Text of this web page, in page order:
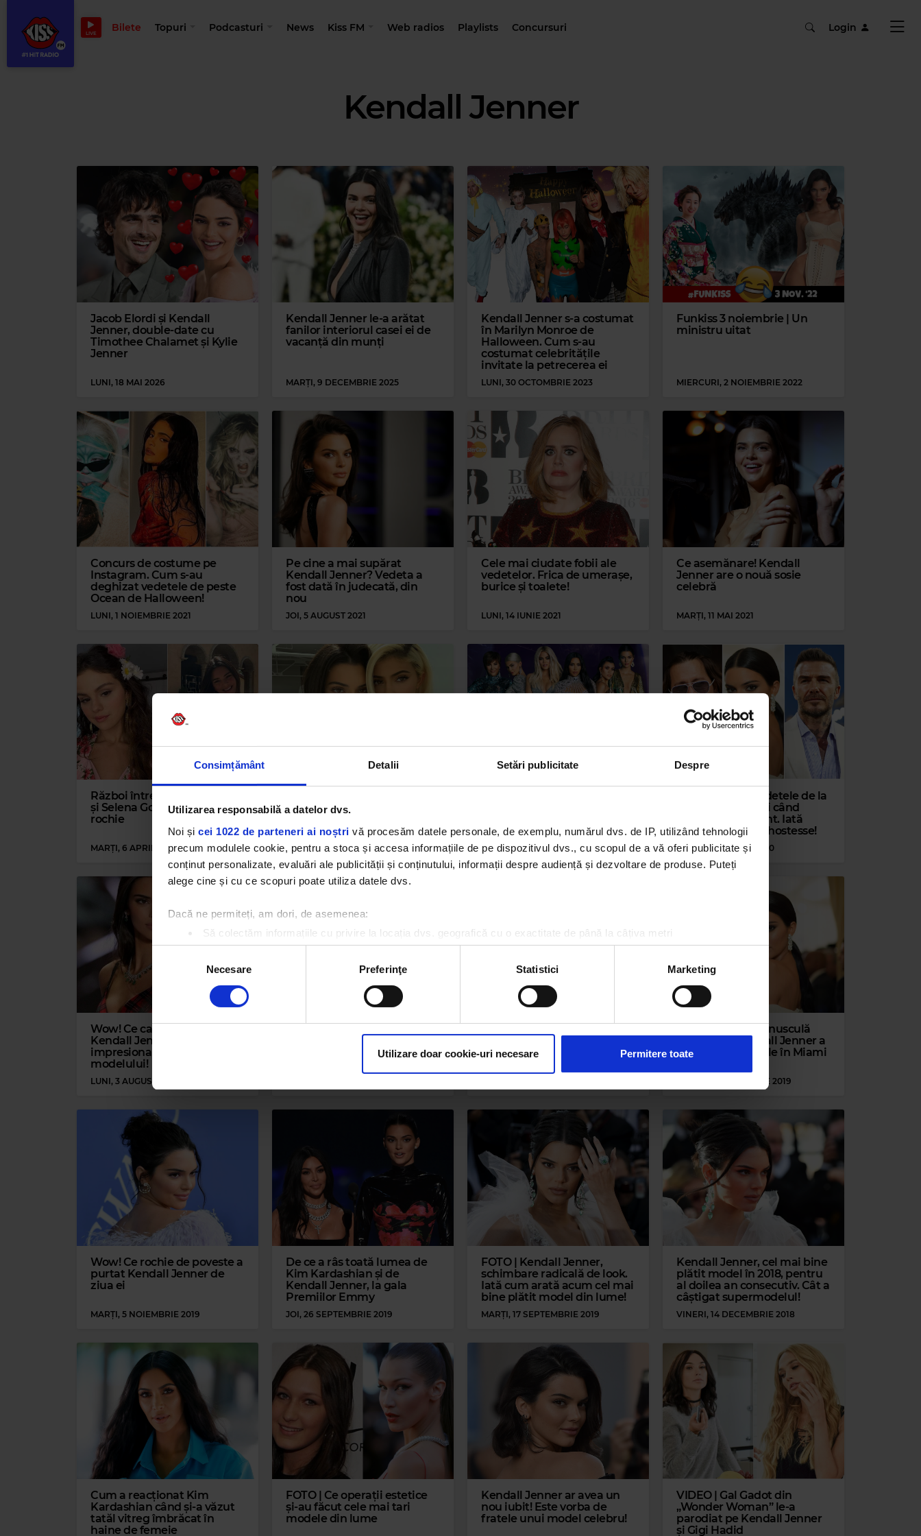
Consimțământ Detalii Setări publicitate Despre
Utilizarea responsabilă a datelor dvs.
Noi și cei 1022 de parteneri ai noștri vă procesăm datele personale, de exemplu, numărul dvs. de IP, utilizând tehnologii
precum modulele cookie, pentru a stoca și accesa informațiile de pe dispozitivul dvs., cu scopul de a vă oferi publicitate și
conținut personalizate, evaluări ale publicității și conținutului, informații despre audiență și dezvoltare de produse. Puteți
alege cine și cu ce scopuri poate utiliza datele dvs.
Dacă ne permiteți, am dori, de asemenea:
Să colectăm informațiile cu privire la locația dvs. geografică cu o exactitate de până la câțiva metri
Să vă identificăm dispozitivul scanândul-l în mod activ după caracteristici specifice (amprentare)
Găsiți mai multe informații despre procesarea datelor dvs. personale și configurați-vă preferințele la
secțiunea cu detalii
Vă puteți modifica sau retrage oricând acordul din Declarația despre modulele cookie.
traficul. De asemenea, le oferim partenerilor de rețele sociale, de publicitate și de analize informații cu privire la modul în
care folosiți site-ul nostru. Aceștia le pot combina cu alte informații oferite de dvs. sau culese în urma folosirii serviciilor
consimțământului
Necesare Preferinţe Statistici Marketing
Utilizare doar cookie-uri necesare Permitere toate
LIVE Bilete Topuri Podcasturi News Kiss FM Web radios Playlists Concursuri Login
Kendall Jenner
Jacob Elordi și Kendall
Jenner, double-date cu
Timothee Chalamet și Kylie
Jenner
LUNI, 18 MAI 2026
Kendall Jenner le-a arătat
fanilor interiorul casei ei de
vacanță din munți
MARȚI, 9 DECEMBRIE 2025
Kendall Jenner s-a costumat
în Marilyn Monroe de
Halloween. Cum s-au
costumat celebritățile
invitate la petrecerea ei
LUNI, 30 OCTOMBRIE 2023
Funkiss 3 noiembrie | Un
ministru uitat
MIERCURI, 2 NOIEMBRIE 2022
Concurs de costume pe
Instagram. Cum s-au
deghizat vedetele de peste
Ocean de Halloween!
LUNI, 1 NOIEMBRIE 2021
Pe cine a mai supărat
Kendall Jenner? Vedeta a
fost dată în judecată, din
nou
JOI, 5 AUGUST 2021
Cele mai ciudate fobii ale
vedetelor. Frica de umerașe,
burice și toalete!
LUNI, 14 IUNIE 2021
Ce asemănare! Kendall
Jenner are o nouă sosie
celebră
MARȚI, 11 MAI 2021
Război între Kendall Jenner
și Selena Gomez pentru... o
rochie
MARȚI, 6 APRILIE 2021
făcut de râs pe Internet. Uite
surori!
JOI, 4 MARTIE 2021
ul se apropie de final!
MIERCURI, 9 SEPTEMBRIE 2020
Ce bacșiș lasă vedetele de la
Hollywood atunci când
merg la restaurant. Iată
dezvăluirile unei hostesse!
MARȚI, 11 AUGUST 2020
Wow! Ce casă frumoasă are
Kendall Jenner. Iată imagini
impresionante cu locuința
modelului!
LUNI, 3 AUGUST 2020
acuzate că au copiat mai
multe piese din colecția lor
schimbat din nou look-ul, iar
fanii au lăudat-o!
FOTO | Rochia minusculă
purtată de Kendall Jenner a
atras toate privirile în Miami
VINERI, 6 DECEMBRIE 2019
Wow! Ce rochie de poveste a
purtat Kendall Jenner de
ziua ei
MARȚI, 5 NOIEMBRIE 2019
De ce a râs toată lumea de
Kim Kardashian și de
Kendall Jenner, la gala
Premiilor Emmy
JOI, 26 SEPTEMBRIE 2019
FOTO | Kendall Jenner,
schimbare radicală de look.
Iată cum arată acum cel mai
bine plătit model din lume!
MARȚI, 17 SEPTEMBRIE 2019
Kendall Jenner, cel mai bine
plătit model în 2018, pentru
al doilea an consecutiv. Cât a
câștigat supermodelul!
VINERI, 14 DECEMBRIE 2018
Cum a reacționat Kim
Kardashian când și-a văzut
tatăl vitreg îmbrăcat în
haine de femeie
FOTO | Ce operații estetice
și-au făcut cele mai tari
modele din lume
Kendall Jenner ar avea un
nou iubit! Este vorba de
fratele unui model celebru!
VIDEO | Gal Gadot din
„Wonder Woman” le-a
parodiat pe Kendall Jenner
și Gigi Hadid